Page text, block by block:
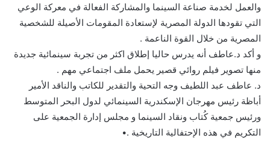
والعمل لخدمة صناعة السينما والمشاركة الفعالة في معركة الوعي
التي تقودها الدولة المصرية لإستعادة المقومات الأصيلة للشخصية
المصرية من خلال القوة الناعمة .
و أكد د.عاطف أنه يدرس حاليا إطلاق اكثر من تجربة سينمائية جديدة
منها تصوير فيلم روائي قصير يحمل ملف اجتماعي مهم .
د. عاطف عبد اللطيف وجه التحية والتقدير للكاتب والناقد الأمير
أباظة رئيس مهرجان الإسكندرية السينمائي لدول البحر المتوسط
ورئيس جمعية كُتاب ونقاد السينما و مجلس إدارة الجمعية على
التكريم في هذه الإحتفالية التاريخية .•